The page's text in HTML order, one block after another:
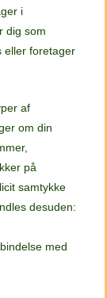
i
dig som
eller foretager
af
om din
på
samtykke
desuden:
med